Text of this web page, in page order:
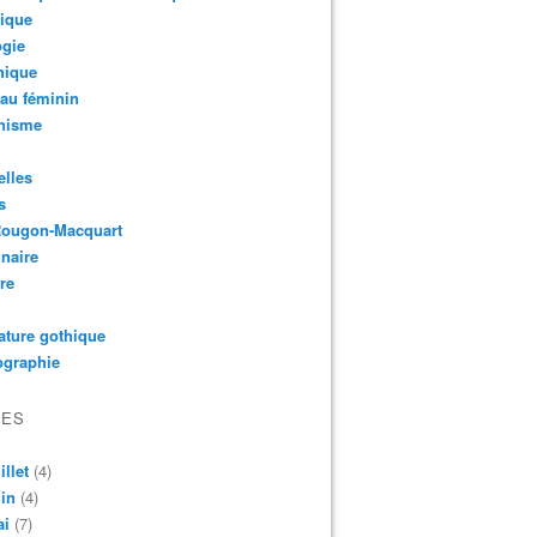
féminin
Macquart
gothique
(4)
(4)
(7)